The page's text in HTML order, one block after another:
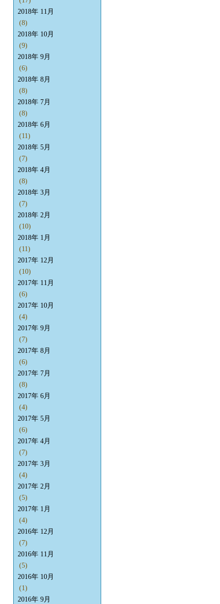
2018年 11月
(8)
2018年 10月
(9)
2018年 9月
(6)
2018年 8月
(8)
2018年 7月
(8)
2018年 6月
(11)
2018年 5月
(7)
2018年 4月
(8)
2018年 3月
(7)
2018年 2月
(10)
2018年 1月
(11)
2017年 12月
(10)
2017年 11月
(6)
2017年 10月
(4)
2017年 9月
(7)
2017年 8月
(6)
2017年 7月
(8)
2017年 6月
(4)
2017年 5月
(6)
2017年 4月
(7)
2017年 3月
(4)
2017年 2月
(5)
2017年 1月
(4)
2016年 12月
(7)
2016年 11月
(5)
2016年 10月
(1)
2016年 9月